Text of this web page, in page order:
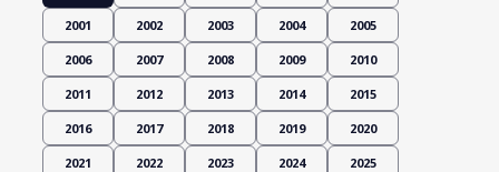
2001 2002 2003 2004 2005
2006 2007 2008 2009 2010
2011 2012 2013 2014 2015
2016 2017 2018 2019 2020
2021 2022 2023 2024 2025